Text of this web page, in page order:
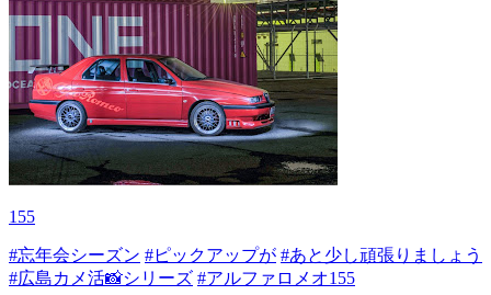
155
#忘年会シーズン #ピックアップが #あと少し頑張りましょう
#広島カメ活📸シリーズ #アルファロメオ155